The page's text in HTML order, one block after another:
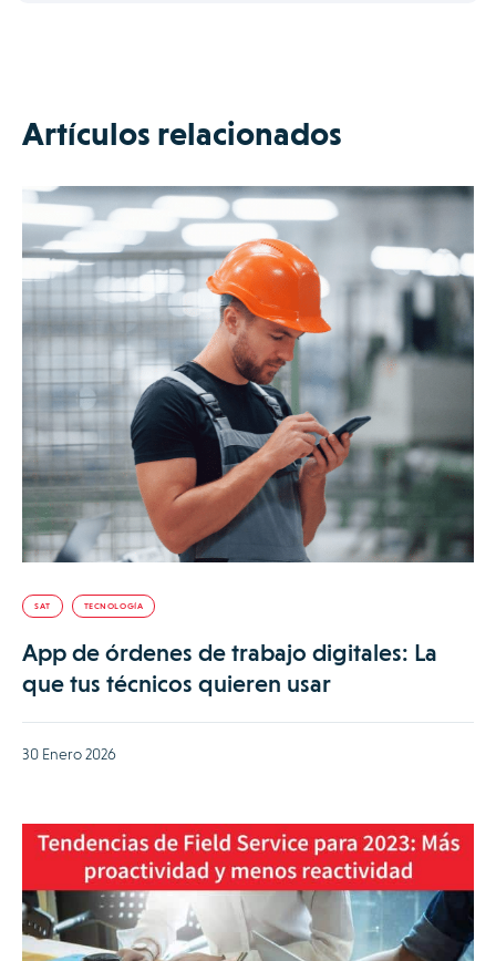
Artículos relacionados
SAT TECNOLOGÍA
App de órdenes de trabajo digitales: La
que tus técnicos quieren usar
30 Enero 2026